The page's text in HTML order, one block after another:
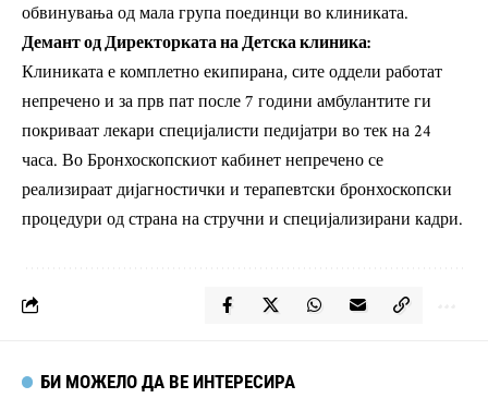
обвинувања од мала група поединци во клиниката.
Демант од Директорката на Детска клиника:
Клиниката е комплетно екипирана, сите оддели работат
непречено и за прв пат после 7 години амбулантите ги
покриваат лекари специјалисти педијатри во тек на 24
часа. Во Бронхоскопскиот кабинет непречено се
реализираат дијагностички и терапевтски бронхоскопски
процедури од страна на стручни и специјализирани кадри.
БИ МОЖЕЛО ДА ВЕ ИНТЕРЕСИРА